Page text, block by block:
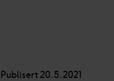
Publisert 20.5.2021